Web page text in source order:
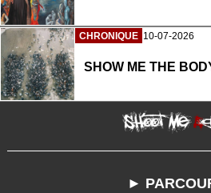
CHRONIQUE 10-07-2026
SHOW ME THE
►